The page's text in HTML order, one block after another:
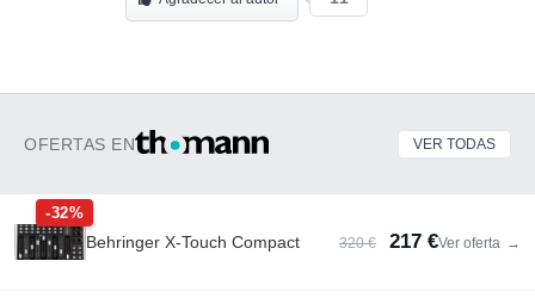
OFERTAS EN VER TODAS
-32%
Behringer X-Touch Compact 320 € 217 €Ver oferta →